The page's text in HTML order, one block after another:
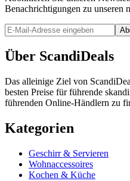
Benachrichtigungen zu unseren
Über ScandiDeals
Das alleinige Ziel von
besten Preise für führende
führenden Online-Händlern zu
Kategorien
Geschirr & Servieren
Wohnaccessoires
Kochen & Küche